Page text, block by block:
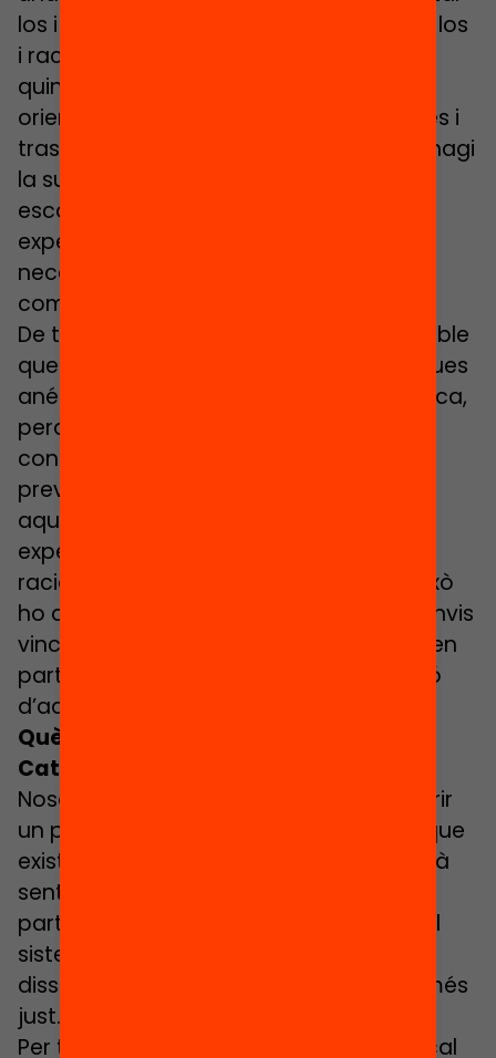
los i fer-los transparents, sistematitzar-los
i racionalitzar-los. Posar sobre la taula
quines són les prioritats i quines són les
orientacions polítiques, sistematitzar-les i
traslladar-les a un pla racional i que hi hagi
la suficient transparència perquè les
escoles puguin anticipar i tinguin unes
expectatives clares sobre quin tipus de
necessitats podran cobrir en funció de
com la fórmula estigui definida.
De totes maneres, tampoc seria desitjable
que un model d’aquestes característiques
anés variant molt per l’alternança política,
perquè aleshores no permetria una
consolidació d’un sistema d’assignació
previsible. Un dels punts forts que té
aquest model és que genera unes
expectatives clares, transparents i
racionals que permet previsibilitat. Si això
ho deixem a expenses de constants canvis
vinculats al color dels governs de torn, en
part estem limitant la capacitat d’acció
d’aquest instrument.
Què cal fer perquè s’apliqui a
Catalunya?
Nosaltres hem fet una proposta per obrir
un primer debat i posar sobre la taula que
existeix un instrument polític que no està
sent utilitzat. Això és un primer punt de
partida, posar de relleu que eines que el
sistema educatiu pot articular per
dissenyar un sistema de finançament més
just.
Per tal que això es dugui a la pràctica, cal